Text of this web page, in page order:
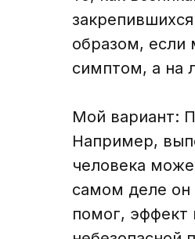
образом, если
симптом, а на
Мой вариант:
Например,
человека
самом деле он
помог, эффект